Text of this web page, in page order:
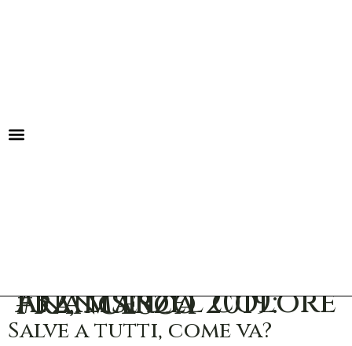
Analisi del colore #32, Marzo 2019: Francesca
Salve a tutti, come va?